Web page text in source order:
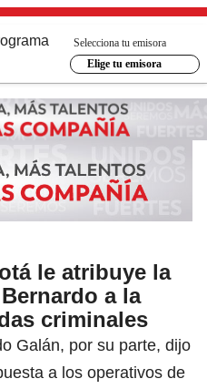
Selecciona tu emisora
Elige tu emisora
le atribuye la
a la
criminales
Galán, por su parte, dijo
a los operativos de